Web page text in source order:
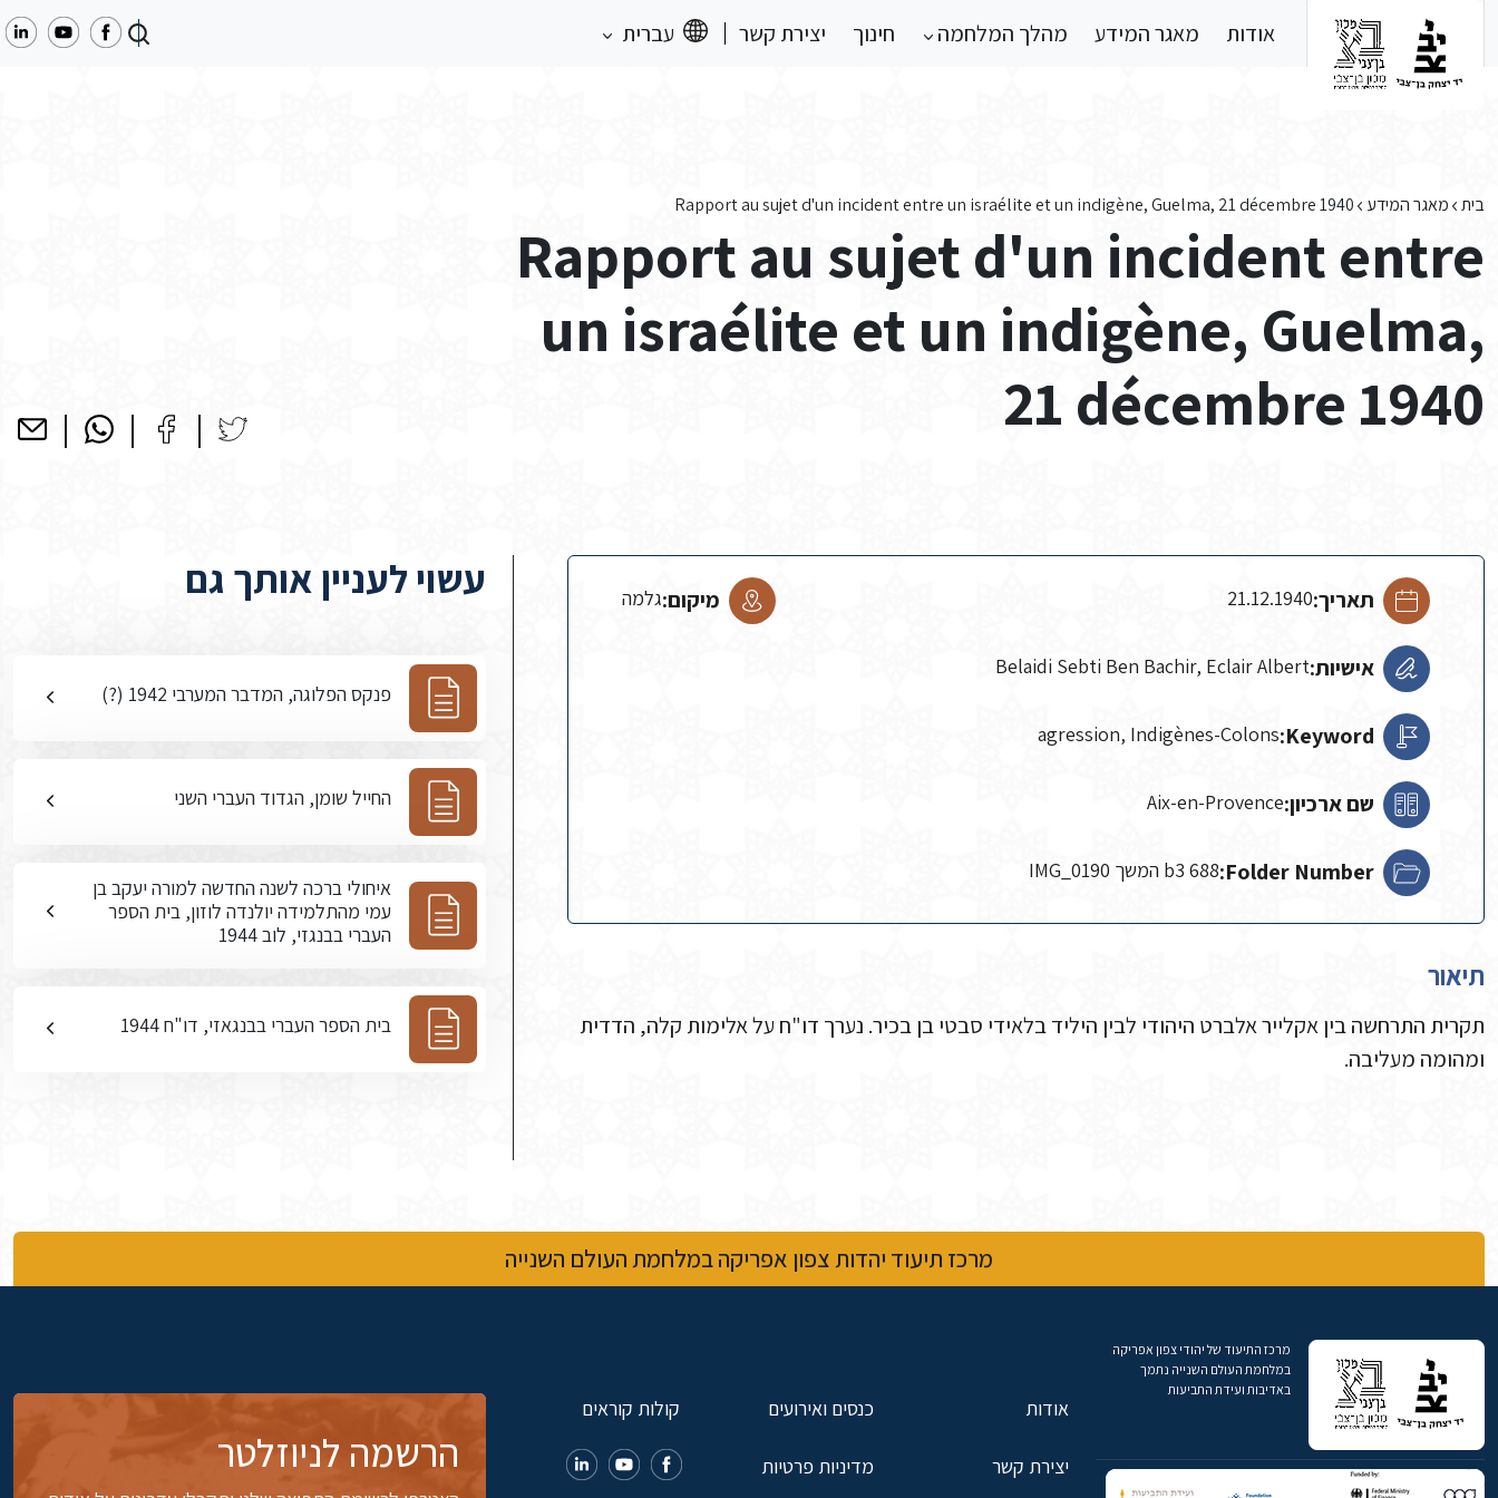
אודות מאגר המידע מהלך המלחמה חינוך יצירת קשר עברית
בית מאגר המידע Rapport au sujet d'un incident entre un israélite et un indigène, Guelma, 21 décembre 1940
Rapport au sujet d'un incident entre
un israélite et un indigène, Guelma,
21 décembre 1940
תאריך:21.12.1940 מיקום:גלמה
אישיות:Belaidi Sebti Ben Bachir, Eclair Albert
Keyword:
agression, Indigènes-Colons
שם ארכיון:Aix-en-Provence
Folder Number: b3 688 המשך IMG_0190
תיאור
תקרית התרחשה בין אקלייר אלברט היהודי לבין היליד בלאידי סבטי בן בכיר. נערך דו"ח על אלימות קלה, הדדית
ומהומה מעליבה.
עשוי לעניין אותך גם
פנקס הפלוגה, המדבר המערבי 1942 (?)
החייל שומן, הגדוד העברי השני
איחולי ברכה לשנה החדשה למורה יעקב בן
עמי מהתלמידה יולנדה לוזון, בית הספר
העברי בבנגזי, לוב 1944
בית הספר העברי בבנגאזי, דו"ח 1944
מרכז תיעוד יהדות צפון אפריקה במלחמת העולם השנייה
מרכז התיעוד של יהודי צפון אפריקה
במלחמת העולם השנייה נתמך
באדיבות ועידת התביעות
אודות כנסים ואירועים קולות קוראים
יצירת קשר מדיניות פרטיות הרשמה לניוזלטר